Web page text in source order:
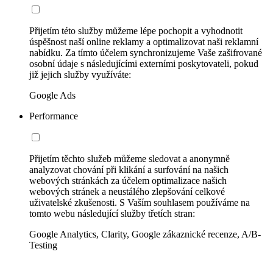
Přijetím této služby můžeme lépe pochopit a vyhodnotit
úspěšnost naší online reklamy a optimalizovat naši reklamní
nabídku. Za tímto účelem synchronizujeme Vaše zašifrované
osobní údaje s následujícími externími poskytovateli, pokud
již jejich služby využíváte:
Google Ads
Performance
Přijetím těchto služeb můžeme sledovat a anonymně
analyzovat chování při klikání a surfování na našich
webových stránkách za účelem optimalizace našich
webových stránek a neustálého zlepšování celkové
uživatelské zkušenosti. S Vaším souhlasem používáme na
tomto webu následující služby třetích stran:
Google Analytics, Clarity, Google zákaznické recenze, A/B-
Testing